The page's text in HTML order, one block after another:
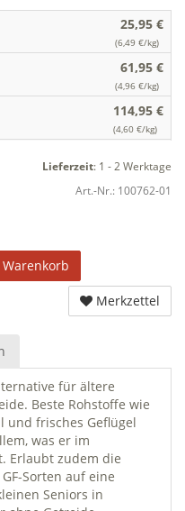
25,95 €
(6,49 €/kg)
61,95 €
(4,96 €/kg)
114,95 €
(4,60 €/kg)
Lieferzeit: 1 - 2 Werktage
Art.-Nr.: 100762-01
Merkzettel
für ältere
Beste Rohstoffe wie
und frisches Geflügel
was er im
Erlaubt zudem die
Sorten auf eine
Seniors in